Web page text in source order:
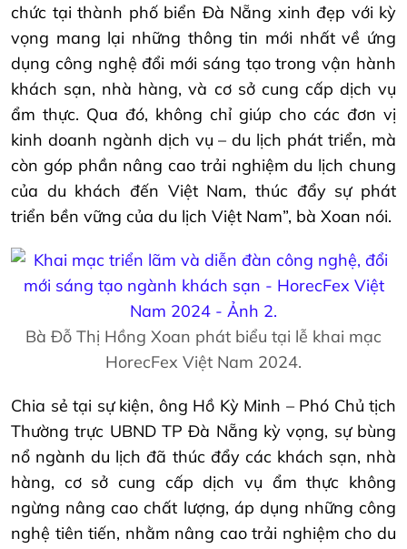
chức tại thành phố biển Đà Nẵng xinh đẹp với kỳ
vọng mang lại những thông tin mới nhất về ứng
dụng công nghệ đổi mới sáng tạo trong vận hành
khách sạn, nhà hàng, và cơ sở cung cấp dịch vụ
ẩm thực. Qua đó, không chỉ giúp cho các đơn vị
kinh doanh ngành dịch vụ – du lịch phát triển, mà
còn góp phần nâng cao trải nghiệm du lịch chung
của du khách đến Việt Nam, thúc đẩy sự phát
triển bền vững của du lịch Việt Nam”, bà Xoan nói.
Bà Đỗ Thị Hồng Xoan phát biểu tại lễ khai mạc
HorecFex Việt Nam 2024.
Chia sẻ tại sự kiện, ông Hồ Kỳ Minh – Phó Chủ tịch
Thường trực UBND TP Đà Nẵng kỳ vọng, sự bùng
nổ ngành du lịch đã thúc đẩy các khách sạn, nhà
hàng, cơ sở cung cấp dịch vụ ẩm thực không
ngừng nâng cao chất lượng, áp dụng những công
nghệ tiên tiến, nhằm nâng cao trải nghiệm cho du